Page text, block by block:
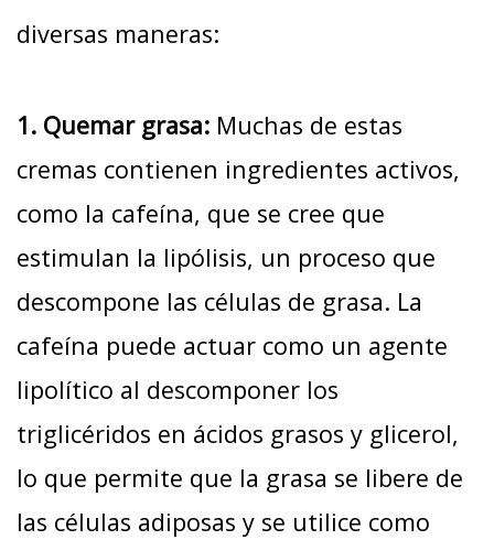
diversas maneras:
1. Quemar grasa: Muchas de estas
cremas contienen ingredientes activos,
como la cafeína, que se cree que
estimulan la lipólisis, un proceso que
descompone las células de grasa. La
cafeína puede actuar como un agente
lipolítico al descomponer los
triglicéridos en ácidos grasos y glicerol,
lo que permite que la grasa se libere de
las células adiposas y se utilice como